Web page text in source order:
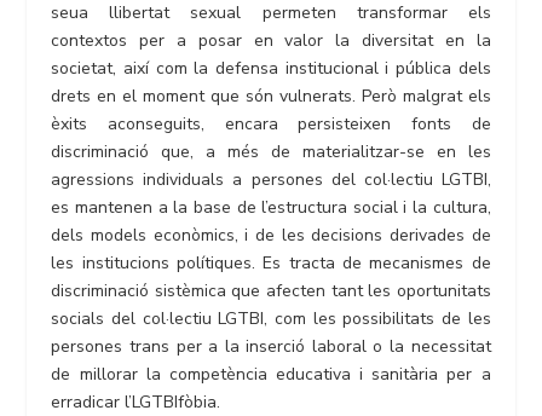
seua llibertat sexual permeten transformar els
contextos per a posar en valor la diversitat en la
societat, així com la defensa institucional i pública dels
drets en el moment que són vulnerats. Però malgrat els
èxits aconseguits, encara persisteixen fonts de
discriminació que, a més de materialitzar-se en les
agressions individuals a persones del col·lectiu LGTBI,
es mantenen a la base de l’estructura social i la cultura,
dels models econòmics, i de les decisions derivades de
les institucions polítiques. Es tracta de mecanismes de
discriminació sistèmica que afecten tant les oportunitats
socials del col·lectiu LGTBI, com les possibilitats de les
persones trans per a la inserció laboral o la necessitat
de millorar la competència educativa i sanitària per a
erradicar l’LGTBIfòbia.